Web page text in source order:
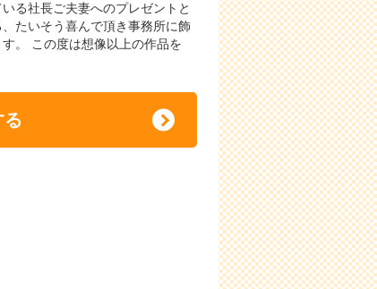
る社長ご夫妻へのプレゼントと
たいそう喜んで頂き事務所に飾
。 この度は想像以上の作品を
る